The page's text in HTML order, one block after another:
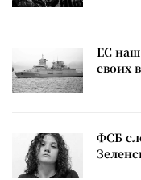
ЕС
своих
ФСБ